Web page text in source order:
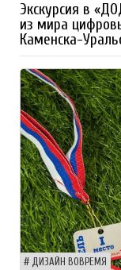
Экскурсия в
из мира
Каменска-
ДИЗАЙН ВОВРЕМЯ